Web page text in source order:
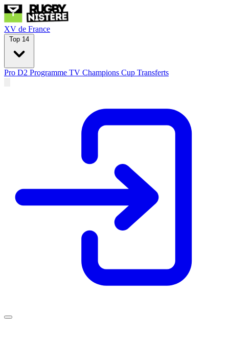
XV de France
Top 14
Pro D2 Programme TV Champions Cup Transferts